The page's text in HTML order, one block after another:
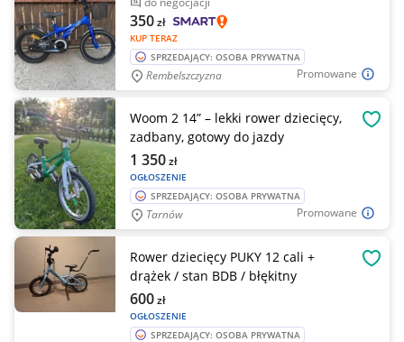
Promowane
KUP TERAZ
350zł
SPRZEDAJĄCY: OSOBA PRYWATNA
Rembelszczyzna
Promowane
Woom 2 14” – lekki rower dziecięcy,
zadbany, gotowy do jazdy
OGŁOSZENIE
1 350zł
SPRZEDAJĄCY: OSOBA PRYWATNA
Tarnów
Rower dziecięcy PUKY 12 cali +
drążek / stan BDB / błękitny
OGŁOSZENIE
600zł
SPRZEDAJĄCY: OSOBA PRYWATNA